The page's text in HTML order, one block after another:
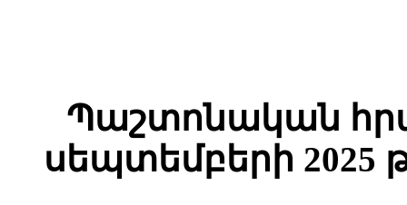
Պաշտոնական
սեպտեմբերի 2025